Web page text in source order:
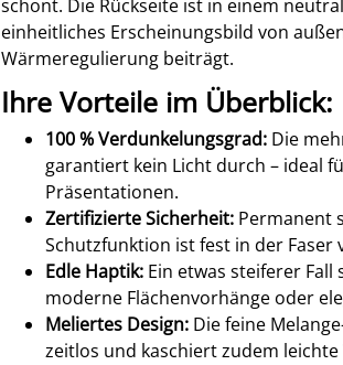
schont. Die Rückseite ist in einem
einheitliches Erscheinungsbild von
Wärmeregulierung beiträgt.
Ihre Vorteile im Überblick:
100 % Verdunkelungsgrad: Die
garantiert kein Licht durch – ideal
Präsentationen.
Zertifizierte Sicherheit: Permanent
Schutzfunktion ist fest in der
Edle Haptik: Ein etwas steiferer
moderne Flächenvorhänge oder
Meliertes Design: Die feine
zeitlos und kaschiert zudem